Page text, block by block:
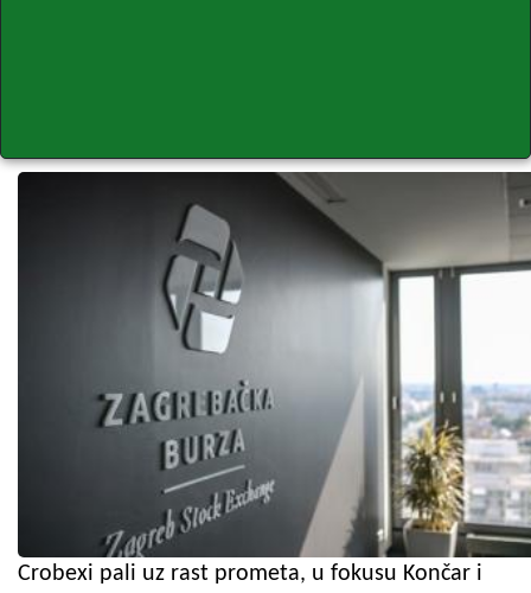
Crobexi pali uz rast prometa, u fokusu Končar i